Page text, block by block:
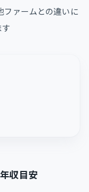
ファームとの違いに
収目安